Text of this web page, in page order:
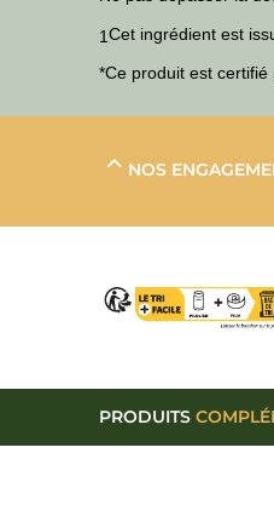
1Cet ingrédient est
*Ce produit est
NOS
PRODUITS